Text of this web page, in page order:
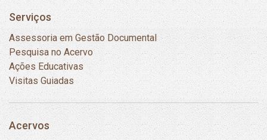
Serviços
Assessoria em Gestão Documental
Pesquisa no Acervo
Ações Educativas
Visitas Guiadas
Acervos